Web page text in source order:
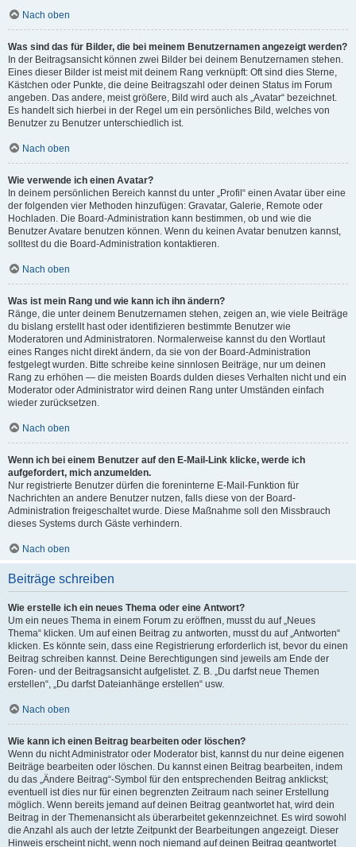
Nach oben
Was sind das für Bilder, die bei meinem Benutzernamen angezeigt werden?
In der Beitragsansicht können zwei Bilder bei deinem Benutzernamen stehen.
Eines dieser Bilder ist meist mit deinem Rang verknüpft: Oft sind dies Sterne,
Kästchen oder Punkte, die deine Beitragszahl oder deinen Status im Forum
angeben. Das andere, meist größere, Bild wird auch als „Avatar“ bezeichnet.
Es handelt sich hierbei in der Regel um ein persönliches Bild, welches von
Benutzer zu Benutzer unterschiedlich ist.
Nach oben
Wie verwende ich einen Avatar?
In deinem persönlichen Bereich kannst du unter „Profil“ einen Avatar über eine
der folgenden vier Methoden hinzufügen: Gravatar, Galerie, Remote oder
Hochladen. Die Board-Administration kann bestimmen, ob und wie die
Benutzer Avatare benutzen können. Wenn du keinen Avatar benutzen kannst,
solltest du die Board-Administration kontaktieren.
Nach oben
Was ist mein Rang und wie kann ich ihn ändern?
Ränge, die unter deinem Benutzernamen stehen, zeigen an, wie viele Beiträge
du bislang erstellt hast oder identifizieren bestimmte Benutzer wie
Moderatoren und Administratoren. Normalerweise kannst du den Wortlaut
eines Ranges nicht direkt ändern, da sie von der Board-Administration
festgelegt wurden. Bitte schreibe keine sinnlosen Beiträge, nur um deinen
Rang zu erhöhen — die meisten Boards dulden dieses Verhalten nicht und ein
Moderator oder Administrator wird deinen Rang unter Umständen einfach
wieder zurücksetzen.
Nach oben
Wenn ich bei einem Benutzer auf den E-Mail-Link klicke, werde ich
aufgefordert, mich anzumelden.
Nur registrierte Benutzer dürfen die foreninterne E-Mail-Funktion für
Nachrichten an andere Benutzer nutzen, falls diese von der Board-
Administration freigeschaltet wurde. Diese Maßnahme soll den Missbrauch
dieses Systems durch Gäste verhindern.
Nach oben
Beiträge schreiben
Wie erstelle ich ein neues Thema oder eine Antwort?
Um ein neues Thema in einem Forum zu eröffnen, musst du auf „Neues
Thema“ klicken. Um auf einen Beitrag zu antworten, musst du auf „Antworten“
klicken. Es könnte sein, dass eine Registrierung erforderlich ist, bevor du einen
Beitrag schreiben kannst. Deine Berechtigungen sind jeweils am Ende der
Foren- und der Beitragsansicht aufgelistet. Z. B. „Du darfst neue Themen
erstellen“, „Du darfst Dateianhänge erstellen“ usw.
Nach oben
Wie kann ich einen Beitrag bearbeiten oder löschen?
Wenn du nicht Administrator oder Moderator bist, kannst du nur deine eigenen
Beiträge bearbeiten oder löschen. Du kannst einen Beitrag bearbeiten, indem
du das „Ändere Beitrag“-Symbol für den entsprechenden Beitrag anklickst;
eventuell ist dies nur für einen begrenzten Zeitraum nach seiner Erstellung
möglich. Wenn bereits jemand auf deinen Beitrag geantwortet hat, wird dein
Beitrag in der Themenansicht als überarbeitet gekennzeichnet. Es wird sowohl
die Anzahl als auch der letzte Zeitpunkt der Bearbeitungen angezeigt. Dieser
Hinweis erscheint nicht, wenn noch niemand auf deinen Beitrag geantwortet